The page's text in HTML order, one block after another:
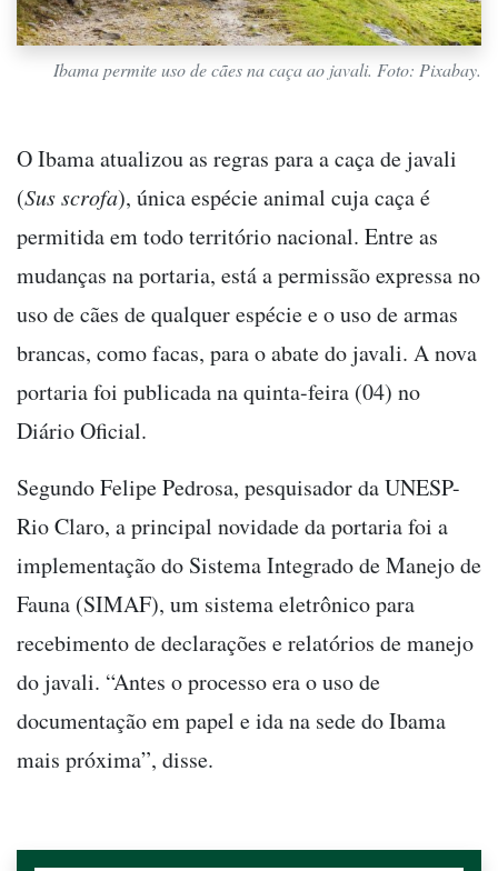
Ibama permite uso de cães na caça ao javali. Foto: Pixabay.
O Ibama atualizou as regras para a caça de javali
(Sus scrofa), única espécie animal cuja caça é
permitida em todo território nacional. Entre as
mudanças na portaria, está a permissão expressa no
uso de cães de qualquer espécie e o uso de armas
brancas, como facas, para o abate do javali. A nova
portaria foi publicada na quinta-feira (04) no
Diário Oficial.
Segundo Felipe Pedrosa, pesquisador da UNESP-
Rio Claro, a principal novidade da portaria foi a
implementação do Sistema Integrado de Manejo de
Fauna (SIMAF), um sistema eletrônico para
recebimento de declarações e relatórios de manejo
do javali. “Antes o processo era o uso de
documentação em papel e ida na sede do Ibama
mais próxima”, disse.